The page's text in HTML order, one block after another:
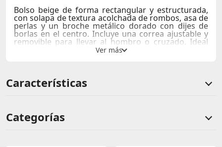
Bolso beige de forma rectangular y estructurada,
con solapa de textura acolchada de rombos, asa de
perlas y un broche metálico dorado con dijes de
borlas en el centro. Incluye una correa ajustable y
removible para llevar al hombro o cruzado. Ideal
para completar estilos elegantes, sofisticados y de
interno pequeño
Medidas:25,5cm ancho x 17cm alto x 8cm
fiestas, salidas de noche.
Características
Categorías